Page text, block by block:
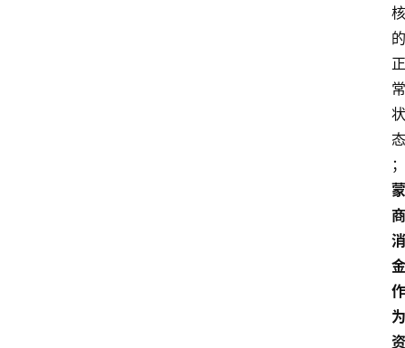
核
的
正
常
状
态
；
蒙
商
消
金
作
为
资